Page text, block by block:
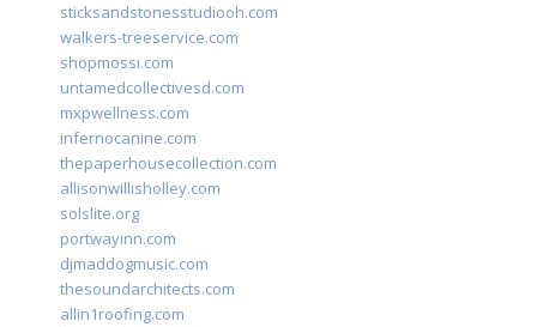
sticksandstonesstudiooh.com
walkers-treeservice.com
shopmossi.com
untamedcollectivesd.com
mxpwellness.com
infernocanine.com
thepaperhousecollection.com
allisonwillisholley.com
solslite.org
portwayinn.com
djmaddogmusic.com
thesoundarchitects.com
allin1roofing.com